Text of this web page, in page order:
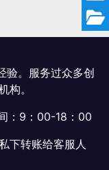
验。服务过众多创
构。
：9：00-18：00
下转账给客服人